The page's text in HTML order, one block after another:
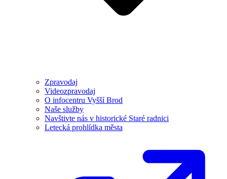
Zpravodaj
Videozpravodaj
O infocentru Vyšší Brod
Naše služby
Navštivte nás v historické Staré radnici
Letecká prohlídka města